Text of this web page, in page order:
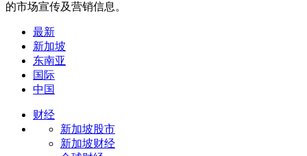
的市场宣传及营销信息。
最新
新加坡
东南亚
国际
中国
财经
新加坡股市
新加坡财经